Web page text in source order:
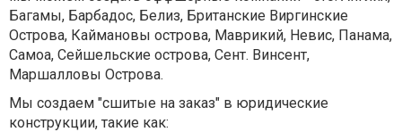
Багамы, Барбадос, Белиз, Британские Виргинские
Острова, Каймановы острова, Маврикий, Невис, Панама,
Самоа, Сейшельские острова, Сент. Винсент,
Маршалловы Острова.
Мы создаем "сшитые на заказ" в юридические
конструкции, такие как: